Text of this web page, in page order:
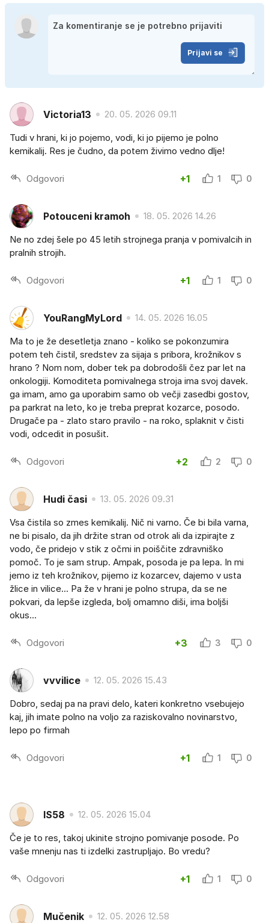
Prijavi se
Victoria13 20. 05. 2026 09.11
Tudi v hrani, ki jo pojemo, vodi, ki jo pijemo je polno
kemikalij. Res je čudno, da potem živimo vedno dlje!
Odgovori +1 1 0
Potouceni kramoh 18. 05. 2026 14.26
Ne no zdej šele po 45 letih strojnega pranja v pomivalcih in
pralnih strojih.
Odgovori +1 1 0
YouRangMyLord 14. 05. 2026 16.05
Ma to je že desetletja znano - koliko se pokonzumira
potem teh čistil, sredstev za sijaja s pribora, krožnikov s
hrano ? Nom nom, dober tek pa dobrodošli čez par let na
onkologiji. Komoditeta pomivalnega stroja ima svoj davek.
ga imam, amo ga uporabim samo ob večji zasedbi gostov,
pa parkrat na leto, ko je treba preprat kozarce, posodo.
Drugače pa - zlato staro pravilo - na roko, splaknit v čisti
vodi, odcedit in posušit.
Odgovori +2 2 0
Hudi časi 13. 05. 2026 09.31
Vsa čistila so zmes kemikalij. Nič ni varno. Če bi bila varna,
ne bi pisalo, da jih držite stran od otrok ali da izpirajte z
vodo, če pridejo v stik z očmi in poiščite zdravniško
pomoč. To je sam strup. Ampak, posoda je pa lepa. In mi
jemo iz teh krožnikov, pijemo iz kozarcev, dajemo v usta
žlice in vilice... Pa že v hrani je polno strupa, da se ne
pokvari, da lepše izgleda, bolj omamno diši, ima boljši
okus...
Odgovori +3 3 0
vvvilice 12. 05. 2026 15.43
Dobro, sedaj pa na pravi delo, kateri konkretno vsebujejo
kaj, jih imate polno na voljo za raziskovalno novinarstvo,
lepo po firmah
Odgovori +1 1 0
IS58 12. 05. 2026 15.04
Če je to res, takoj ukinite strojno pomivanje posode. Po
vaše mnenju nas ti izdelki zastrupljajo. Bo vredu?
Odgovori +1 1 0
Mučenik 12. 05. 2026 12.58